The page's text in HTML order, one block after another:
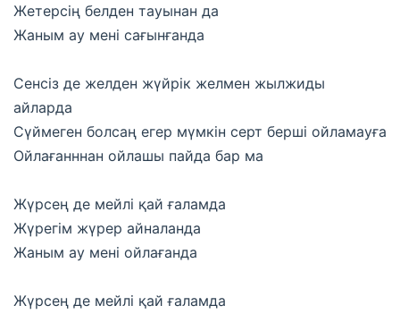
Жетерсің белден тауынан да
Жаным ау мені сағынғанда
Сенсіз де желден жүйрік желмен жылжиды
айларда
Сүймеген болсаң егер мүмкін серт берші ойламауға
Ойлағанннан ойлашы пайда бар ма
Жүрсең де мейлі қай ғаламда
Жүрегім жүрер айналанда
Жаным ау мені ойлағанда
Жүрсең де мейлі қай ғаламда